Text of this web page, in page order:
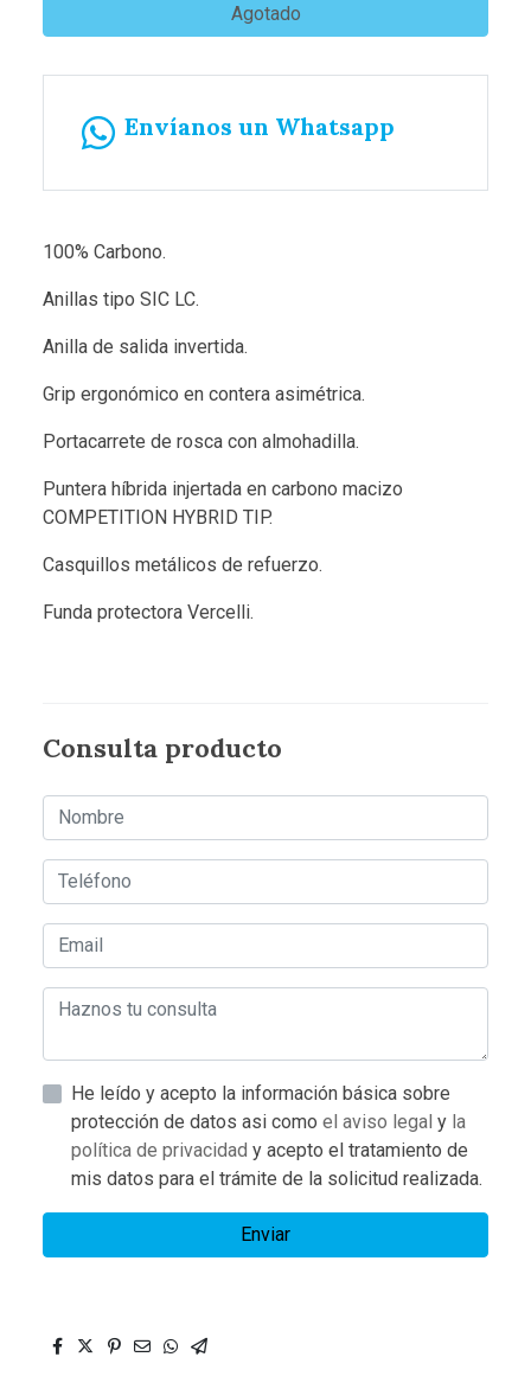
Agotado
Envíanos un Whatsapp
100% Carbono.
Anillas tipo SIC LC.
Anilla de salida invertida.
Grip ergonómico en contera asimétrica.
Portacarrete de rosca con almohadilla.
Puntera híbrida injertada en carbono macizo
COMPETITION HYBRID TIP.
Casquillos metálicos de refuerzo.
Funda protectora Vercelli.
Consulta producto
He leído y acepto la información básica sobre
protección de datos asi como el aviso legal y la
política de privacidad y acepto el tratamiento de
mis datos para el trámite de la solicitud realizada.
Enviar